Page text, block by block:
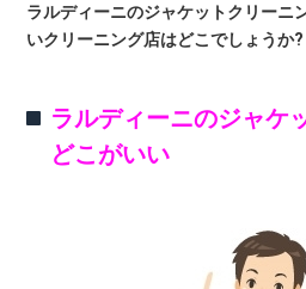
ラルディーニのジャケットクリーニ
いクリーニング店はどこでしょうか?
ラルディーニのジャケ
どこがいい